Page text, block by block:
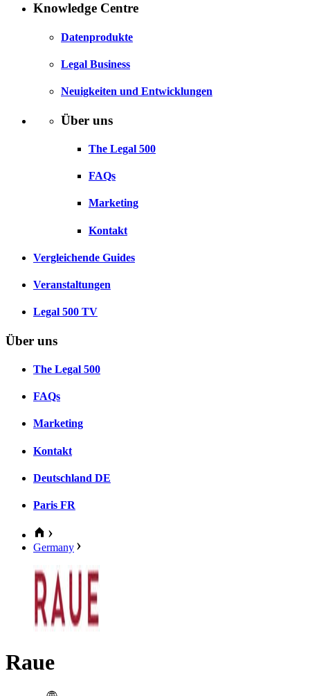
Knowledge Centre
Datenprodukte
Legal Business
Neuigkeiten und Entwicklungen
Über uns
The Legal 500
FAQs
Marketing
Kontakt
Vergleichende Guides
Veranstaltungen
Legal 500 TV
Über uns
The Legal 500
FAQs
Marketing
Kontakt
Deutschland DE
Paris FR
Germany
Raue